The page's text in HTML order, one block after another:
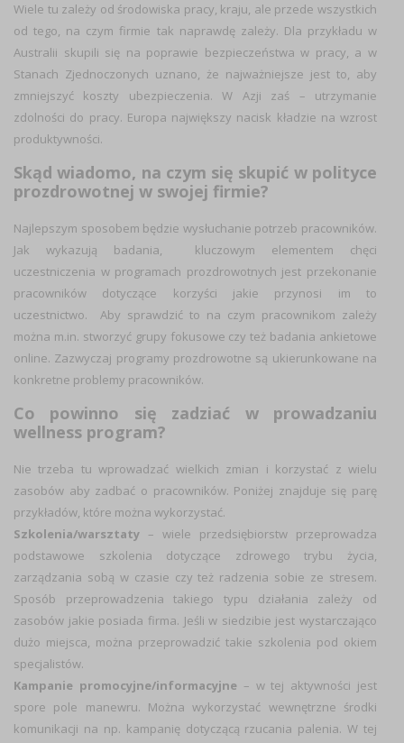
Wiele tu zależy od środowiska pracy, kraju, ale przede wszystkich
od tego, na czym firmie tak naprawdę zależy. Dla przykładu w
Australii skupili się na poprawie bezpieczeństwa w pracy, a w
Stanach Zjednoczonych uznano, że najważniejsze jest to, aby
zmniejszyć koszty ubezpieczenia. W Azji zaś – utrzymanie
zdolności do pracy. Europa największy nacisk kładzie na wzrost
produktywności.
Skąd wiadomo, na czym się skupić w polityce
prozdrowotnej w swojej firmie?
Najlepszym sposobem będzie wysłuchanie potrzeb pracowników.
Jak wykazują badania, kluczowym elementem chęci
uczestniczenia w programach prozdrowotnych jest przekonanie
pracowników dotyczące korzyści jakie przynosi im to
uczestnictwo. Aby sprawdzić to na czym pracownikom zależy
można m.in. stworzyć grupy fokusowe czy też badania ankietowe
online. Zazwyczaj programy prozdrowotne są ukierunkowane na
konkretne problemy pracowników.
Co powinno się zadziać w prowadzaniu
wellness program?
Nie trzeba tu wprowadzać wielkich zmian i korzystać z wielu
zasobów aby zadbać o pracowników. Poniżej znajduje się parę
przykładów, które można wykorzystać.
Szkolenia/warsztaty – wiele przedsiębiorstw przeprowadza
podstawowe szkolenia dotyczące zdrowego trybu życia,
zarządzania sobą w czasie czy też radzenia sobie ze stresem.
Sposób przeprowadzenia takiego typu działania zależy od
zasobów jakie posiada firma. Jeśli w siedzibie jest wystarczająco
dużo miejsca, można przeprowadzić takie szkolenia pod okiem
specjalistów.
Kampanie promocyjne/informacyjne– w tej aktywności jest
spore pole manewru. Można wykorzystać wewnętrzne środki
komunikacji na np. kampanię dotyczącą rzucania palenia. W tej